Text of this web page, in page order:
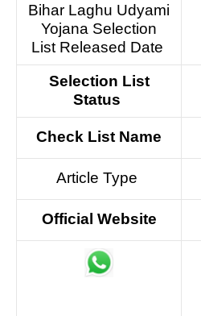
Bihar Laghu Udyami
Yojana Selection
List Released Date
Selection List
Status
Check List Name
Article Type
Official Website